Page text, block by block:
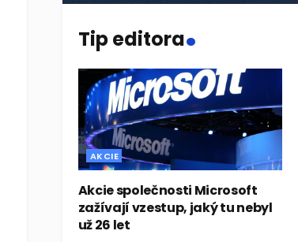
Tip editora.
AKCIE
Akcie společnosti Microsoft
zažívají vzestup, jaký tu nebyl
už 26 let